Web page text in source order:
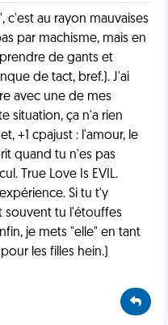
c'est au rayon mauvaises
par machisme, mais en
de gants et
de tact, bref.). J'ai
avec une de mes
situation, ça n'a rien
+1 cpajust : l'amour, le
quand tu n'es pas
True Love Is EVIL.
Si tu t'y
souvent tu l'étouffes
je mets "elle" en tant
les filles hein.)